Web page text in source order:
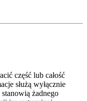
część lub całość
służą wyłącznie
żadnego